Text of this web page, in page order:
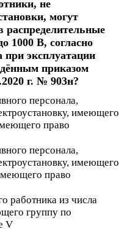
не
могут
распределительные
1000 В, согласно
при эксплуатации
приказом
г. № 903н?
персонала,
имеющего
право
персонала,
имеющего
право
работника из числа
группу по
V